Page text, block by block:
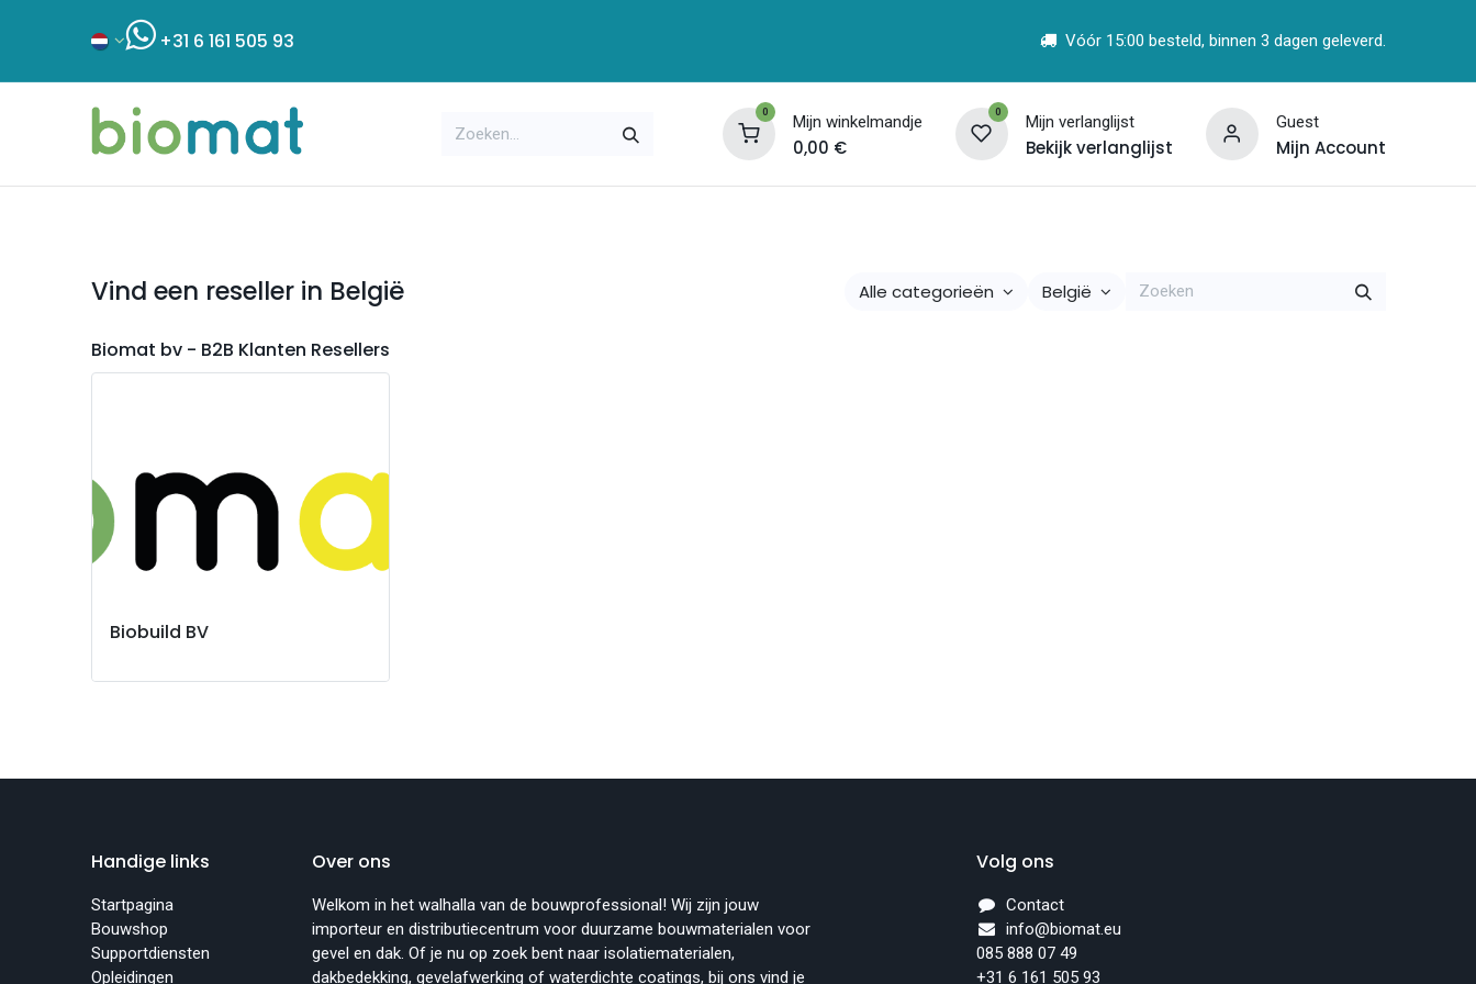
+31 6 161 505 93 Vóór 15:00 besteld, binnen 3 dagen geleverd.
0 Mijn winkelmandje
0,00 €
0 Mijn verlanglijst
Bekijk verlanglijst
Guest
Mijn Account
Vind een reseller in België Alle categorieën België
Biomat bv - B2B Klanten Resellers
Biobuild BV
Handige links
Startpagina
Bouwshop
Supportdiensten
Opleidingen
Over ons
Welkom in het walhalla van de bouwprofessional! Wij zijn jouw
importeur en distributiecentrum voor duurzame bouwmaterialen voor
gevel en dak. Of je nu op zoek bent naar isolatiematerialen,
dakbedekking, gevelafwerking of waterdichte coatings, bij ons vind je
Volg ons
Contact
info@biomat.eu
085 888 07 49
+31 6 161 505 93